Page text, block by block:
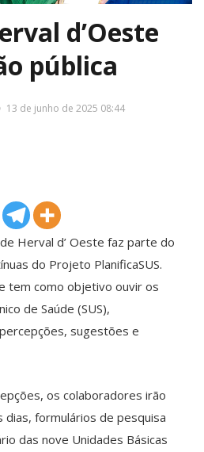
d’Oeste
pública
13 de junho de 2025 08:44
Herval d’ Oeste faz parte do
do Projeto PlanificaSUS.
tem como objetivo ouvir os
de Saúde (SUS),
sugestões e
os colaboradores irão
formulários de pesquisa
das nove Unidades Básicas